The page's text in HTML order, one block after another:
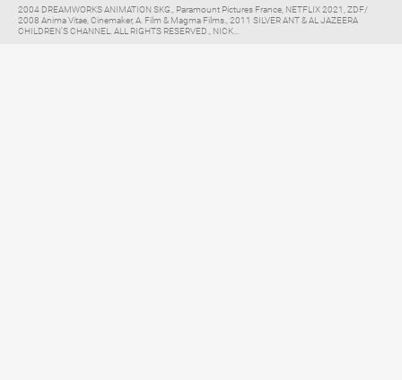
2004 DREAMWORKS ANIMATION SKG., Paramount Pictures France, NETFLIX 2021, ZDF/
2008 Anima Vitae, Cinemaker, A. Film & Magma Films., 2011 SILVER ANT & AL JAZEERA
CHILDREN'S CHANNEL. ALL RIGHTS RESERVED., NICK...